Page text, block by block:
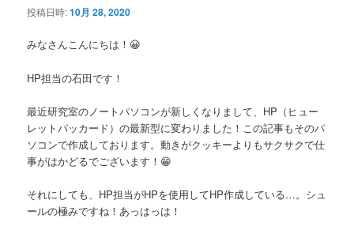
投稿日時:10月 28, 2020
みなさんこんにちは！😀
HP担当の石田です！
最近研究室のノートパソコンが新しくなりまして、HP（ヒュー
レットパッカード）の最新型に変わりました！この記事もそのパ
ソコンで作成しております。動きがクッキーよりもサクサクで仕
事がはかどるでございます！😁
それにしても、HP担当がHPを使用してHP作成している…。シュ
ールの極みですね！あっはっは！